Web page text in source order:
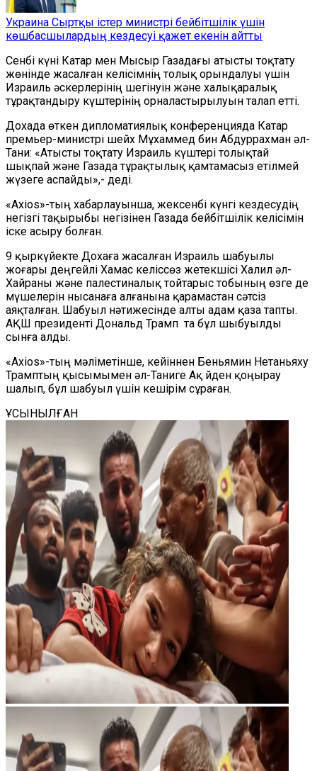
Украина Сыртқы істер министрі бейбітшілік үшін
көшбасшылардың кездесуі қажет екенін айтты
Сенбі күні Катар мен Мысыр Газадағы атысты тоқтату
жөнінде жасалған келісімнің толық орындалуы үшін
Израиль әскерлерінің шегінуін және халықаралық
тұрақтандыру күштерінің орналастырылуын талап етті.
Дохада өткен дипломатиялық конференцияда Катар
премьер-министрі шейх Мұхаммед бин Абдуррахман әл-
Тани: «Атысты тоқтату Израиль күштері толықтай
шықпай және Газада тұрақтылық қамтамасыз етілмей
жүзеге аспайды»,- деді.
«Axios»-тың хабарлауынша, жексенбі күнгі кездесудің
негізгі тақырыбы негізінен Газада бейбітшілік келісімін
іске асыру болған.
9 қыркүйекте Дохаға жасалған Израиль шабуылы
жоғары деңгейлі Хамас келіссөз жетекшісі Халил әл-
Хайраны және палестиналық тойтарыс тобының өзге де
мүшелерін нысанаға алғанына қарамастан сәтсіз
аяқталған. Шабуыл нәтижесінде алты адам қаза тапты.
АҚШ президенті Дональд Трамп та бұл шыбуылды
сынға алды.
«Axios»-тың мәліметінше, кейіннен Беньямин Нетаньяху
Трамптың қысымымен әл-Таниге Ақ Үйден қоңырау
шалып, бұл шабуыл үшін кешірім сұраған.
ҰСЫНЫЛҒАН